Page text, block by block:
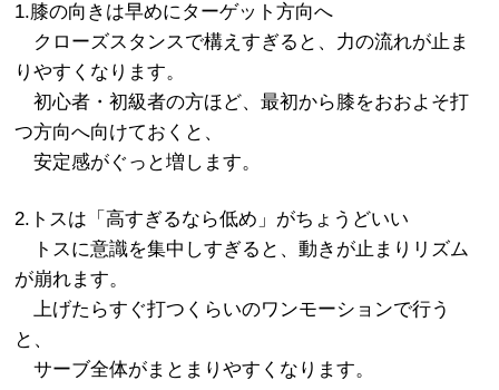
1.膝の向きは早めにターゲット方向へ
クローズスタンスで構えすぎると、力の流れが止ま
りやすくなります。
初心者・初級者の方ほど、最初から膝をおおよそ打
つ方向へ向けておくと、
安定感がぐっと増します。
2.トスは「高すぎるなら低め」がちょうどいい
トスに意識を集中しすぎると、動きが止まりリズム
が崩れます。
上げたらすぐ打つくらいのワンモーションで行う
と、
サーブ全体がまとまりやすくなります。